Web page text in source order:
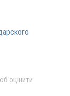
оцінити